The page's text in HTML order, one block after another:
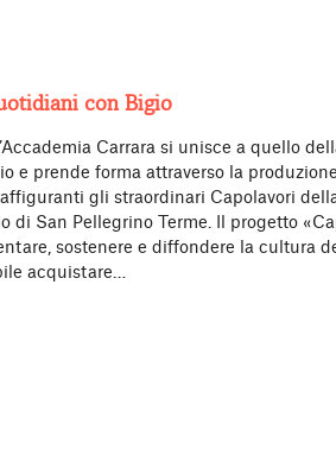
con Bigio
Carrara si unisce a quello
e prende forma attraverso la
gli straordinari Capolavori
di San Pellegrino Terme. Il progetto
sostenere e diffondere la cultura
acquistare…